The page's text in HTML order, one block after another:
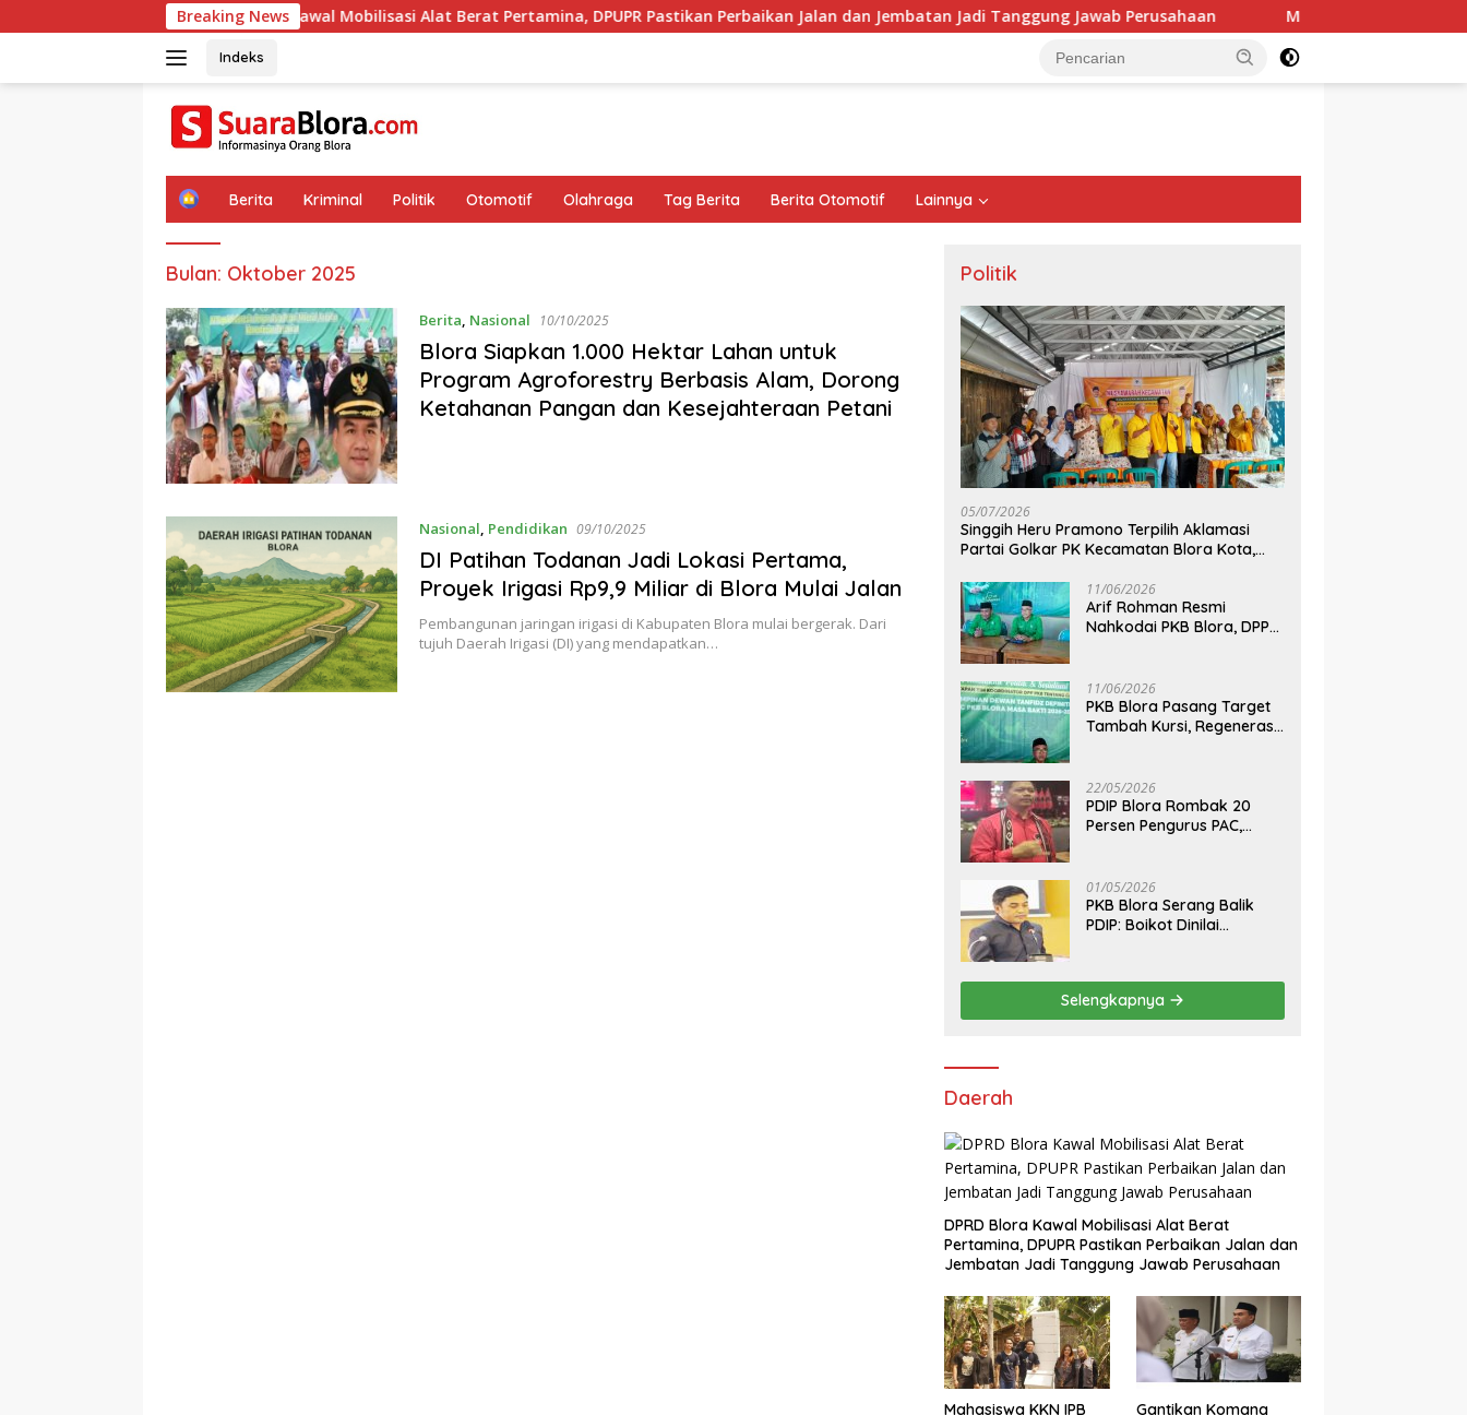
ke
Breaking News
DPRD Blora Kawal Mobilisasi Alat Berat Pertamina, DPUPR Pastikan Perbaikan Jalan dan Jembatan Jadi Tanggung Jawab Perusahaan Mahasiswa KKN IPB University Bangun
Indeks
H
Berita Kriminal Politik Otomotif Olahraga Tag Berita Berita Otomotif Lainnya
Bulan: Oktober 2025
Berita, Nasional 10/10/2025
Blora Siapkan 1.000 Hektar Lahan untuk
Program Agroforestry Berbasis Alam, Dorong
Ketahanan Pangan dan Kesejahteraan Petani
Nasional, Pendidikan 09/10/2025
DI Patihan Todanan Jadi Lokasi Pertama,
Proyek Irigasi Rp9,9 Miliar di Blora Mulai Jalan
Pembangunan jaringan irigasi di Kabupaten Blora mulai bergerak. Dari
tujuh Daerah Irigasi (DI) yang mendapatkan…
Politik
05/07/2026
Singgih Heru Pramono Terpilih Aklamasi
Partai Golkar PK Kecamatan Blora Kota,
11/06/2026
Arif Rohman Resmi
Nahkodai PKB Blora, DPP
11/06/2026
PKB Blora Pasang Target
Tambah Kursi, Regenerasi
22/05/2026
PDIP Blora Rombak 20
Persen Pengurus PAC,
Kursi Ketua DPRD
01/05/2026
PKB Blora Serang Balik
PDIP: Boikot Dinilai
“Pembunuhan Karakter”
Selengkapnya
Daerah
DPRD Blora Kawal Mobilisasi Alat Berat
Pertamina, DPUPR Pastikan Perbaikan Jalan dan
Jembatan Jadi Tanggung Jawab Perusahaan
Mahasiswa KKN IPB
Gantikan Komang